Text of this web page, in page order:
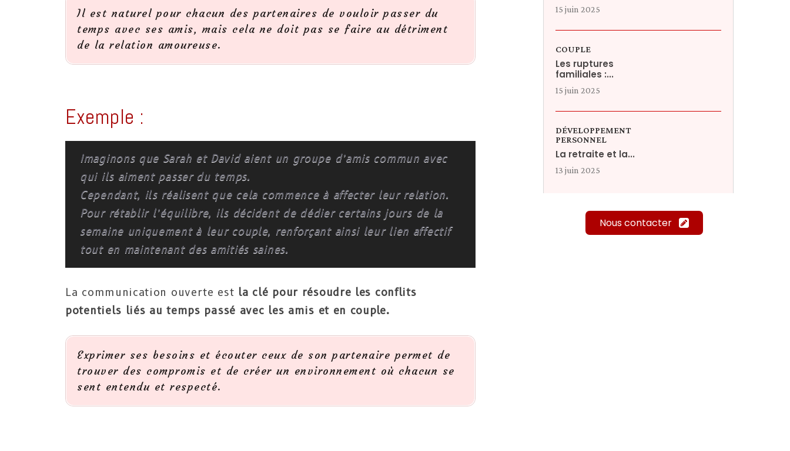
Il est naturel pour chacun des partenaires de vouloir passer du
temps avec ses amis, mais cela ne doit pas se faire au détriment
de la relation amoureuse.
Exemple :
Imaginons que Sarah et David aient un groupe d’amis commun avec
qui ils aiment passer du temps.
Cependant, ils réalisent que cela commence à affecter leur relation.
Pour rétablir l’équilibre, ils décident de dédier certains jours de la
semaine uniquement à leur couple, renforçant ainsi leur lien affectif
tout en maintenant des amitiés saines.
La communication ouverte est la clé pour résoudre les conflits
potentiels liés au temps passé avec les amis et en couple.
Exprimer ses besoins et écouter ceux de son partenaire permet de
trouver des compromis et de créer un environnement où chacun se
sent entendu et respecté.
15 juin 2025
COUPLE
Les ruptures
familiales :...
15 juin 2025
DÉVELOPPEMENT
PERSONNEL
La retraite et la...
13 juin 2025
Nous contacter